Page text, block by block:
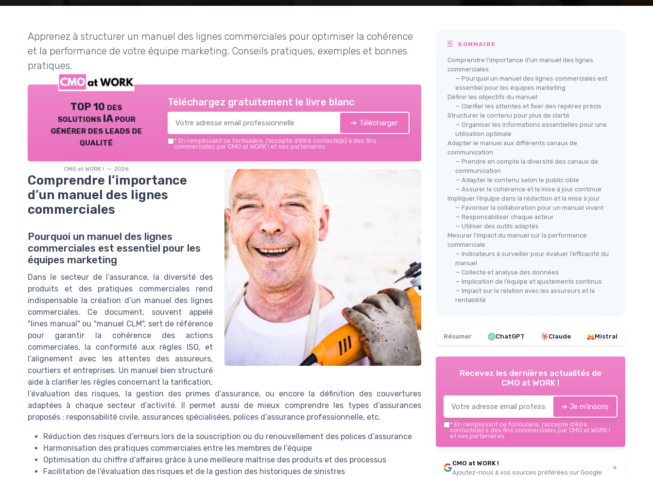
Apprenez à structurer un manuel des lignes commerciales pour optimiser la cohérence
et la performance de votre équipe marketing. Conseils pratiques, exemples et bonnes
pratiques.
TOP 10 des
solutions IA pour
générer des leads de
qualité
CMO at WORK ! — 2026
Téléchargez gratuitement le livre blanc
➔ Télécharger
* En remplissant ce formulaire, j’accepte d’être contacté(e) à des fins
commerciales par CMO at WORK ! et ses partenaires.
Comprendre l’importance
d’un manuel des lignes
commerciales
Pourquoi un manuel des lignes
commerciales est essentiel pour les
équipes marketing
Dans le secteur de l’assurance, la diversité des
produits et des pratiques commerciales rend
indispensable la création d’un manuel des lignes
commerciales. Ce document, souvent appelé
"lines manual" ou "manuel CLM", sert de référence
pour garantir la cohérence des actions
commerciales, la conformité aux règles ISO, et
l’alignement avec les attentes des assureurs,
courtiers et entreprises. Un manuel bien structuré
aide à clarifier les règles concernant la tarification,
l’évaluation des risques, la gestion des primes d’assurance, ou encore la définition des couvertures
adaptées à chaque secteur d’activité. Il permet aussi de mieux comprendre les types d’assurances
proposés : responsabilité civile, assurances spécialisées, polices d’assurance professionnelle, etc.
Réduction des risques d’erreurs lors de la souscription ou du renouvellement des polices d’assurance
Harmonisation des pratiques commerciales entre les membres de l’équipe
Optimisation du chiffre d’affaires grâce à une meilleure maîtrise des produits et des processus
Facilitation de l’évaluation des risques et de la gestion des historiques de sinistres
SOMMAIRE
Comprendre l’importance d’un manuel des lignes
commerciales
— Pourquoi un manuel des lignes commerciales est
essentiel pour les équipes marketing
Définir les objectifs du manuel
— Clarifier les attentes et fixer des repères précis
Structurer le contenu pour plus de clarté
— Organiser les informations essentielles pour une
utilisation optimale
Adapter le manuel aux différents canaux de
communication
— Prendre en compte la diversité des canaux de
communication
— Adapter le contenu selon le public cible
— Assurer la cohérence et la mise à jour continue
Impliquer l’équipe dans la rédaction et la mise à jour
— Favoriser la collaboration pour un manuel vivant
— Responsabiliser chaque acteur
— Utiliser des outils adaptés
Mesurer l’impact du manuel sur la performance
commerciale
— Indicateurs à surveiller pour évaluer l’efficacité du
manuel
— Collecte et analyse des données
— Implication de l’équipe et ajustements continus
— Impact sur la relation avec les assureurs et la
rentabilité
Résumer ChatGPT Claude Mistral
Recevez les dernières actualités de
CMO at WORK !
➔ Je m'inscris
* En remplissant ce formulaire, j’accepte d’être
contacté(e) à des fins commerciales par CMO at WORK !
et ses partenaires.
CMO at WORK !
Ajoutez-nous à vos sources préférées sur Google